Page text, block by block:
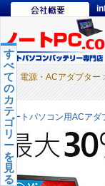
電源・ACアダプター
す
べ
て
の
カ
テ
ゴ
リ
ー
を
見
る
ノートパソコン用ACア